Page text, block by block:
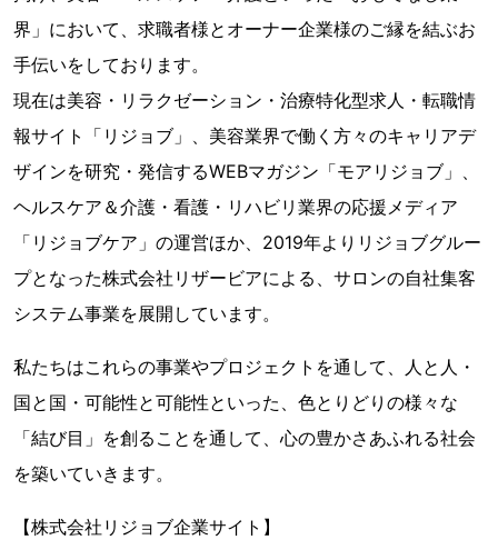
界」において、求職者様とオーナー企業様のご縁を結ぶお
手伝いをしております。
現在は美容・リラクゼーション・治療特化型求人・転職情
報サイト「リジョブ」、美容業界で働く方々のキャリアデ
ザインを研究・発信するWEBマガジン「モアリジョブ」、
ヘルスケア＆介護・看護・リハビリ業界の応援メディア
「リジョブケア」の運営ほか、2019年よりリジョブグルー
プとなった株式会社リザービアによる、サロンの自社集客
システム事業を展開しています。
私たちはこれらの事業やプロジェクトを通して、人と人・
国と国・可能性と可能性といった、色とりどりの様々な
「結び目」を創ることを通して、心の豊かさあふれる社会
を築いていきます。
【株式会社リジョブ企業サイト】